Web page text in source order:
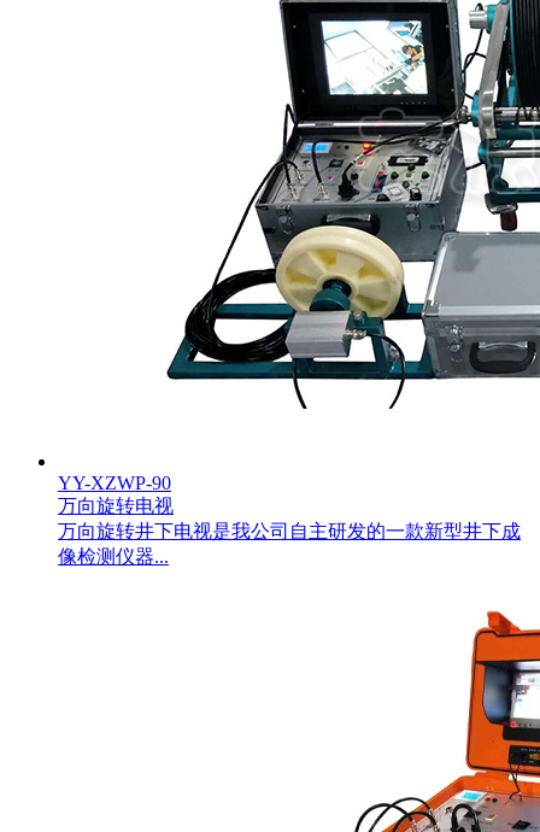
YY-XZWP-90
万向旋转电视
万向旋转井下电视是我公司自主研发的一款新型井下成
像检测仪器...